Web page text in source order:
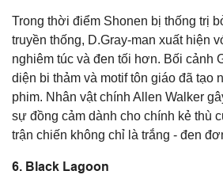
Trong thời điểm Shonen bị thống trị
truyền thống, D.Gray-man xuất hiện
nghiêm túc và đen tối hơn. Bối cảnh
diện bi thảm và motif tôn giáo đã tạo
phim. Nhân vật chính Allen Walker
sự đồng cảm dành cho chính kẻ thù
trận chiến không chỉ là trắng - đen
6. Black Lagoon